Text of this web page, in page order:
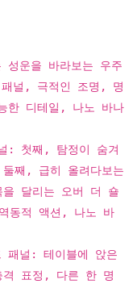
성운을 바라보는 우주
패널, 극적인 조명, 명
한 디테일, 나노 바나
: 첫째, 탐정이 숨겨
째, 급히 올려다보는
달리는 오버 더 숄
동적 액션, 나노 바
패널: 테이블에 앉은
격 표정, 다른 한 명